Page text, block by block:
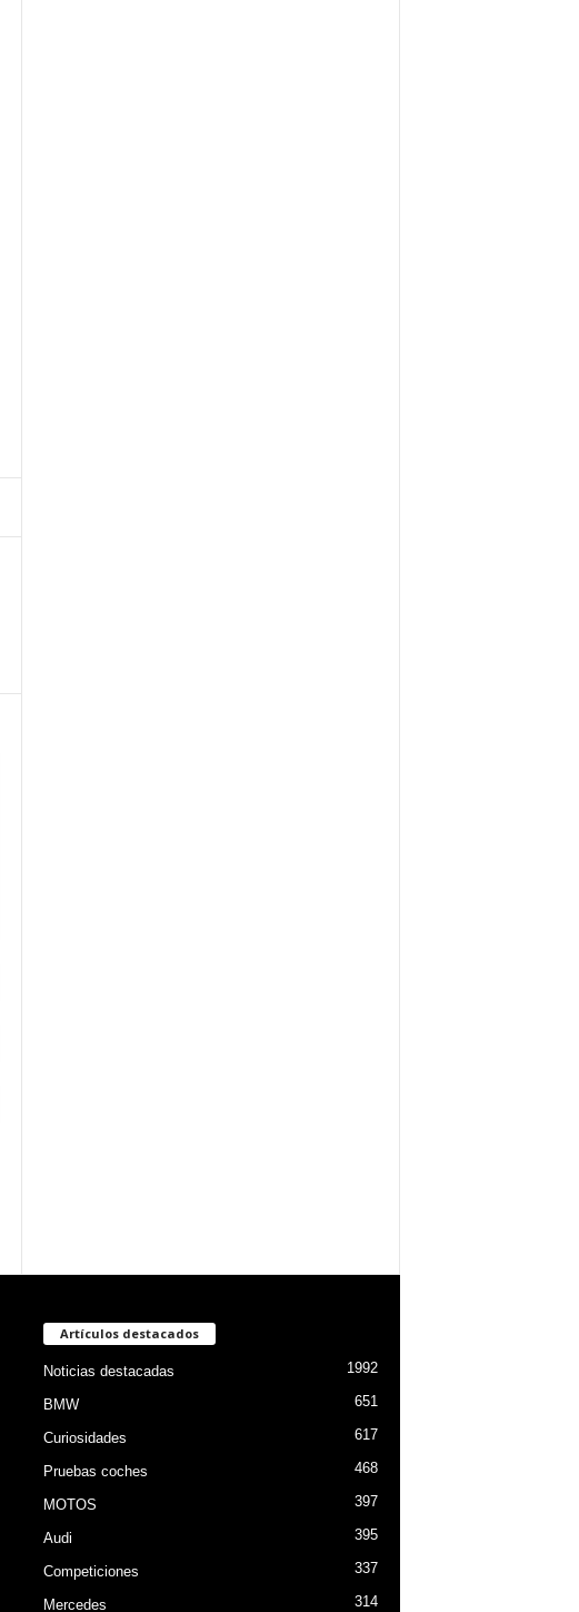
Artículos destacados
Noticias destacadas 1992
BMW 651
Curiosidades 617
Pruebas coches 468
MOTOS 397
Audi 395
Competiciones 337
Mercedes 314